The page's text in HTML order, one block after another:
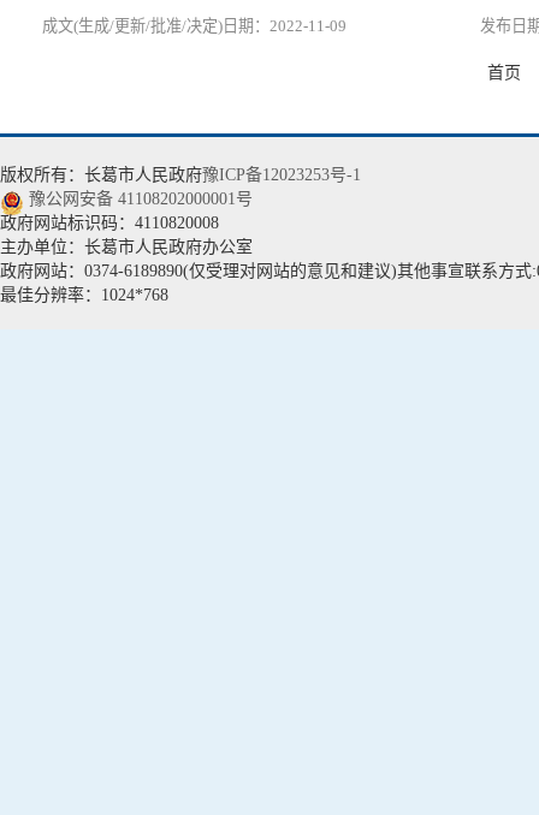
2022-11-09
首页
版权所有：长葛市人民政府豫ICP备12023253号-1
豫公网安备 41108202000001号
政府网站标识码：4110820008
主办单位：长葛市人民政府办公室
政府网站：0374-6189890(仅受理对网站的意见和建议)其他事宣联系方式
最佳分辨率：1024*768